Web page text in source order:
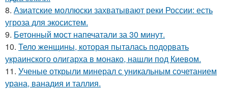
8. Азиатские моллюски захватывают реки России: есть
угроза для экосистем.
9. Бетонный мост напечатали за 30 минут.
10. Тело женщины, которая пыталась подорвать
украинского олигарха в монако, нашли под Киевом.
11. Ученые открыли минерал с уникальным сочетанием
урана, ванадия и таллия.